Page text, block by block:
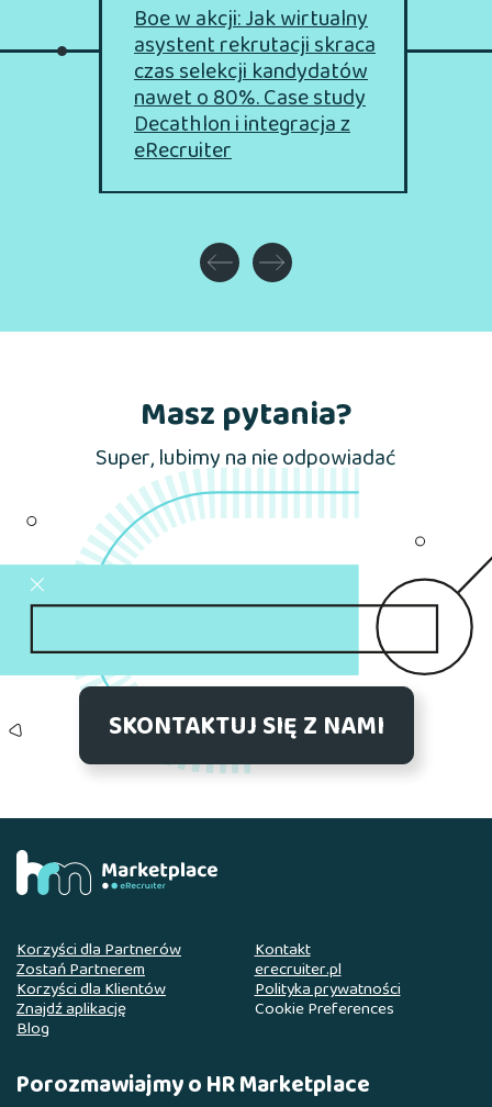
Boe w akcji: Jak wirtualny
asystent rekrutacji skraca
czas selekcji kandydatów
nawet o 80%.Case study
Decathlon i integracja z
eRecruiter
Masz pytania?
Super, lubimy na nie odpowiadać
SKONTAKTUJ SIĘ Z NAMI
Korzyści dla Partnerów
Zostań Partnerem
Korzyści dla Klientów
Znajdź aplikację
Blog
Kontakt
erecruiter.pl
Polityka prywatności
Cookie Preferences
Porozmawiajmy o HR Marketplace